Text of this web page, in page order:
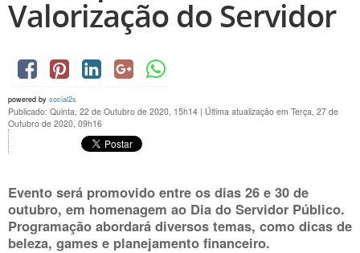
Valorização do Servidor
powered by social2s
Publicado: Quinta, 22 de Outubro de 2020, 15h14 | Última atualização em Terça, 27 de
Outubro de 2020, 09h16
Evento será promovido entre os dias 26 e 30 de
outubro, em homenagem ao Dia do Servidor Público.
Programação abordará diversos temas, como dicas de
beleza, games e planejamento financeiro.